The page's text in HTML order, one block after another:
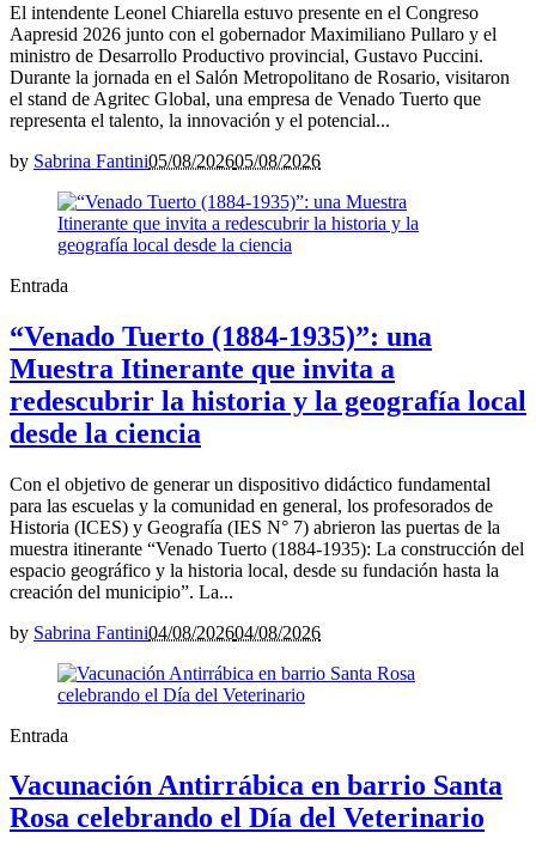
El intendente Leonel Chiarella estuvo presente en el Congreso
Aapresid 2026 junto con el gobernador Maximiliano Pullaro y el
ministro de Desarrollo Productivo provincial, Gustavo Puccini.
Durante la jornada en el Salón Metropolitano de Rosario, visitaron
el stand de Agritec Global, una empresa de Venado Tuerto que
representa el talento, la innovación y el potencial...
by Sabrina Fantini05/08/202605/08/2026
Entrada
“Venado Tuerto (1884-1935)”: una
Muestra Itinerante que invita a
redescubrir la historia y la geografía local
desde la ciencia
Con el objetivo de generar un dispositivo didáctico fundamental
para las escuelas y la comunidad en general, los profesorados de
Historia (ICES) y Geografía (IES N° 7) abrieron las puertas de la
muestra itinerante “Venado Tuerto (1884-1935): La construcción del
espacio geográfico y la historia local, desde su fundación hasta la
creación del municipio”. La...
by Sabrina Fantini04/08/202604/08/2026
Entrada
Vacunación Antirrábica en barrio Santa
Rosa celebrando el Día del Veterinario